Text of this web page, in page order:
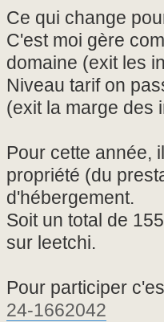
Ce qui change
C'est moi gère
domaine (exit les
Niveau tarif on
(exit la marge des
Pour cette année,
propriété (du
d'hébergement.
Soit un total de
sur leetchi.
Pour participer
24-1662042